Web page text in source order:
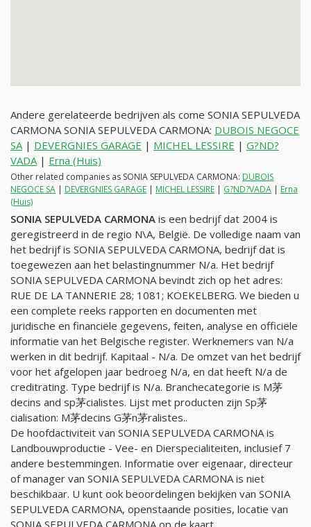
Andere gerelateerde bedrijven als come SONIA SEPULVEDA
CARMONA SONIA SEPULVEDA CARMONA: DUBOIS NEGOCE
SA| DEVERGNIES GARAGE | MICHEL LESSIRE | G?ND?
VADA| Erna (Huis)
Other related companies as SONIA SEPULVEDA CARMONA: DUBOIS
NEGOCE SA | DEVERGNIES GARAGE | MICHEL LESSIRE | G?ND?VADA | Erna
(Huis)
SONIA SEPULVEDA CARMONA is een bedrijf dat 2004 is
geregistreerd in de regio N\A, België. De volledige naam van
het bedrijf is SONIA SEPULVEDA CARMONA, bedrijf dat is
toegewezen aan het belastingnummer N/a. Het bedrijf
SONIA SEPULVEDA CARMONA bevindt zich op het adres:
RUE DE LA TANNERIE 28; 1081; KOEKELBERG. We bieden u
een complete reeks rapporten en documenten met
juridische en financiële gegevens, feiten, analyse en officiële
informatie van het Belgische register. Werknemers van N/a
werken in dit bedrijf. Kapitaal - N/a. De omzet van het bedrijf
voor het afgelopen jaar bedroeg N/a, en dat heeft N/a de
creditrating. Type bedrijf is N/a. Branchecategorie is M茅
decins and sp茅cialistes. Lijst met producten zijn Sp茅
cialisation: M茅decins G茅n茅ralistes..
De hoofdactiviteit van SONIA SEPULVEDA CARMONA is
Landbouwproductie - Vee- en Dierspecialiteiten, inclusief 7
andere bestemmingen. Informatie over eigenaar, directeur
of manager van SONIA SEPULVEDA CARMONA is niet
beschikbaar. U kunt ook beoordelingen bekijken van SONIA
SEPULVEDA CARMONA, openstaande posities, locatie van
SONIA SEPULVEDA CARMONA op de kaart.